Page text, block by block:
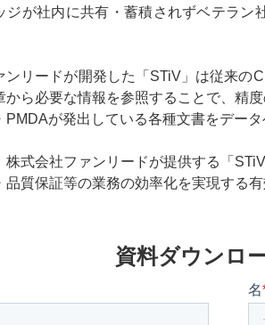
ジが社内に共有・蓄積されずベテラン
ンリードが開発した「STiV」は従来の
から必要な情報を参照することで、精
PMDAが発出している各種文書をデータ
株式会社ファンリードが提供する「
品質保証等の業務の効率化を実現する
資料ダウンロ